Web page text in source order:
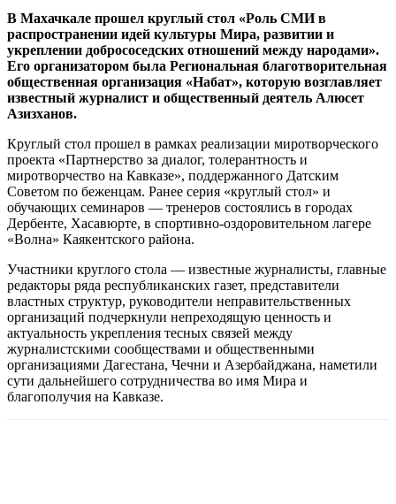
В Махачкале прошел круглый стол «Роль СМИ в
распространении идей культуры Мира, развитии и
укреплении добрососедских отношений между народами».
Его организатором была Региональная благотворительная
общественная организация «Набат», которую возглавляет
известный журналист и общественный деятель Алюсет
Азизханов.
Круглый стол прошел в рамках реализации миротворческого
проекта «Партнерство за диалог, толерантность и
миротворчество на Кавказе», поддержанного Датским
Советом по беженцам. Ранее серия «круглый стол» и
обучающих семинаров — тренеров состоялись в городах
Дербенте, Хасавюрте, в спортивно-оздоровительном лагере
«Волна» Каякентского района.
Участники круглого стола — известные журналисты, главные
редакторы ряда республиканских газет, представители
властных структур, руководители неправительственных
организаций подчеркнули непреходящую ценность и
актуальность укрепления тесных связей между
журналистскими сообществами и общественными
организациями Дагестана, Чечни и Азербайджана, наметили
сути дальнейшего сотрудничества во имя Мира и
благополучия на Кавказе.